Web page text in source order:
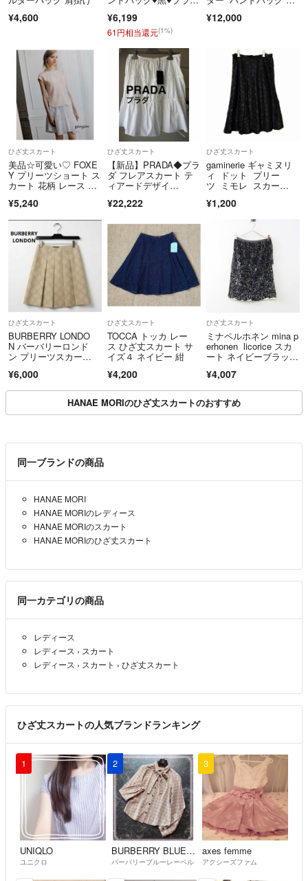
¥4,600 ¥6,199
61円相当還元(1%)
¥12,000
ひざ丈スカート
美品☆可愛い♡ FOXE
Y プリーツショート ス
カート 花柄 レース 4
¥5,240
ひざ丈スカート
【新品】PRADA◆プラ
ダ フレアスカート テ
ィアードデザイ
ー 白 薄手の裏地付
荷
¥22,222
ひざ丈スカート
gaminerie ギャミヌリ
ィ ドット プリー
ツ ミモレ スカー
¥1,200
ひざ丈スカート
BURBERRY LONDO
N バーバリーロンド
ン プリーツスカー
ジュ 金糸 38
¥6,000
ひざ丈スカート
TOCCA トッカ レー
ス ひざ丈スカート サ
イズ４ ネイビー 紺
¥4,200
ひざ丈スカート
ミナペルホネン mina p
erhonen licorice スカ
ート ネイビーブラック
ン ウエストゴム【240
0015100616】
¥4,007
HANAE MORIのひざ丈スカートのおすすめ
同一ブランドの商品
HANAE MORI
HANAE MORIのレディース
HANAE MORIのスカート
HANAE MORIのひざ丈スカート
同一カテゴリの商品
レディース
レディース › スカート
レディース › スカート › ひざ丈スカート
ひざ丈スカートの人気ブランドランキング
1
UNIQLO
ユニクロ
2
BURBERRY BLUE LABEL
バーバリーブルーレーベル
3
axes femme
アクシーズファム